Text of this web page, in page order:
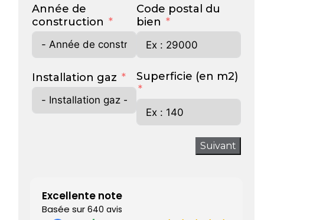
Année de
construction
Code postal du
bien
Installation gaz Superficie (en m2)
Suivant
Excellente note
Basée sur 640 avis